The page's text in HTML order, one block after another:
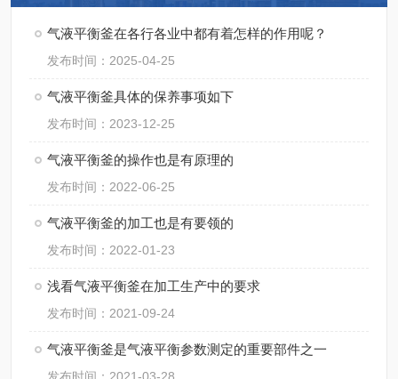
气液平衡釜在各行各业中都有着怎样的作用呢？
发布时间：2025-04-25
气液平衡釜具体的保养事项如下
发布时间：2023-12-25
气液平衡釜的操作也是有原理的
发布时间：2022-06-25
气液平衡釜的加工也是有要领的
发布时间：2022-01-23
浅看气液平衡釜在加工生产中的要求
发布时间：2021-09-24
气液平衡釜是气液平衡参数测定的重要部件之一